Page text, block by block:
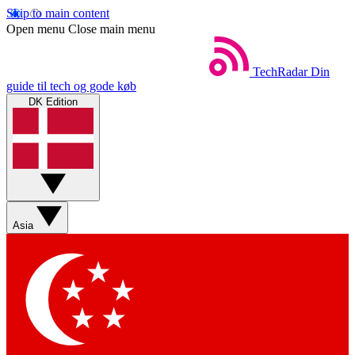
Skip to main content
Open menu Close main menu
TechRadar Din
guide til tech og gode køb
DK Edition
Asia